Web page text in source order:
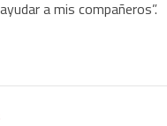
a mis compañeros”.